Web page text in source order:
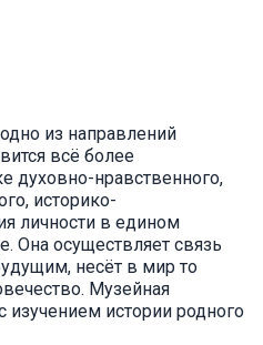
из направлений
всё более
духовно-нравственного,
историко-
личности в едином
Она осуществляет связь
несёт в мир то
Музейная
изучением истории родного